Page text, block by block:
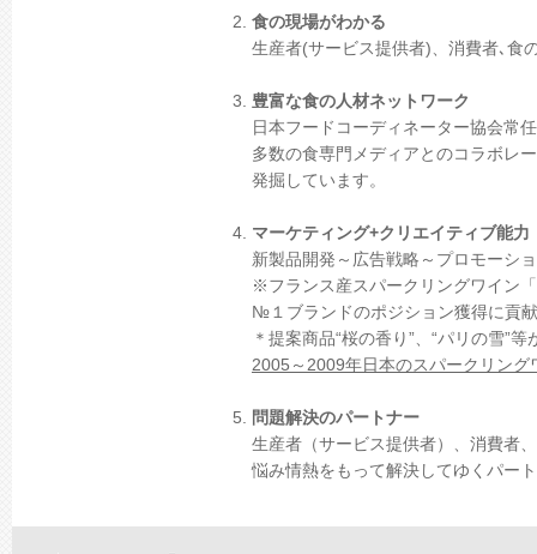
食の現場がわかる
生産者(サービス提供者)、消費者､食
豊富な食の人材ネットワーク
日本フードコーディネーター協会常
多数の食専門メディアとのコラボレ
発掘しています。
マーケティング+クリエイティブ能力
新製品開発～広告戦略～プロモーシ
※フランス産スパークリングワイン
№１ブランドのポジション獲得に貢
＊提案商品“桜の香り”、“パリの雪”
2005～2009年日本のスパークリン
問題解決のパートナー
生産者（サービス提供者）、消費者
悩み情熱をもって解決してゆくパー